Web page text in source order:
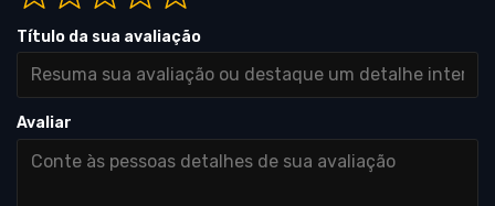
Título da sua avaliação
Avaliar